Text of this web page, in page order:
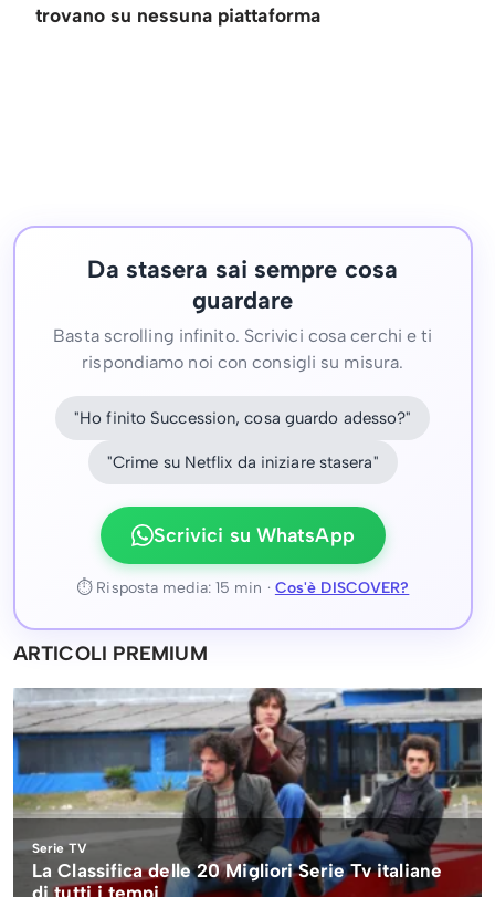
trovano su nessuna piattaforma
Da stasera sai sempre cosa
guardare
Basta scrolling infinito. Scrivici cosa cerchi e ti
rispondiamo noi con consigli su misura.
"Ho finito Succession, cosa guardo adesso?"
"Crime su Netflix da iniziare stasera"
Scrivici su WhatsApp
⏱ Risposta media: 15 min · Cos'è DISCOVER?
ARTICOLI PREMIUM